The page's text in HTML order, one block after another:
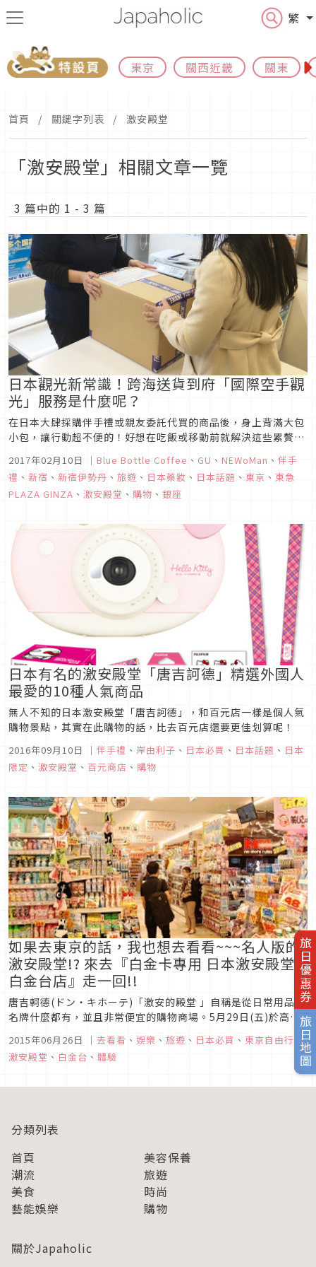
繁
東京 關西近畿 關東
旅日優惠券
旅日地圖
首頁 關鍵字列表 激安殿堂
「激安殿堂」相關文章一覽
3 篇中的 1 - 3 篇
日本觀光新常識！跨海送貨到府「國際空手觀
光」服務是什麼呢？
在日本大肆採購伴手禮或親友委託代買的商品後，身上背滿大包
小包，讓行動超不便的！好想在吃飯或移動前就解決這些累贅的
推出了可以解決這項煩惱的服務喔！！那就是以這個LOGO為標
誌的「空手觀光（Hands-Free Travel）」。
2017年02月10日 ｜ Blue Bottle Coffee 、 GU 、 NEWoMan 、 伴手
禮 、 新宿 、 新宿伊勢丹 、 旅遊 、 日本藥妝 、 日本話題 、 東京 、 東急
PLAZA GINZA 、 激安殿堂 、 購物 、 銀座
日本有名的激安殿堂「唐吉訶德」精選外國人
最愛的10種人氣商品
無人不知的日本激安殿堂「唐吉訶德」，和百元店一樣是個人氣
購物景點，其實在此購物的話，比去百元店還要更佳划算呢！
2016年09月10日 ｜ 伴手禮 、 岸由利子 、 日本必買 、 日本話題 、 日本
限定 、 激安殿堂 、 百元商店 、 購物
如果去東京的話，我也想去看看~~~名人版的
激安殿堂!? 來去『白金卡專用 日本激安殿堂
白金台店』走一回!!
唐吉軻德(ドン・キホーテ)「激安的殿堂 」自稱是從日常用品到
名牌什麼都有，並且非常便宜的購物商場。5月29日(五)於高級
店」,並且結合了以「超便宜感、多樣複雜感、高級感」的新型
態概念。這家店內不僅包含了肉食部門、水果部門，連賣松阪牛
2015年06月26日 ｜ 去看看 、 娛樂 、 旅遊 、 日本必買 、 東京自由行 、
激安殿堂 、 白金台 、 體驗
分類列表
首頁
美容保養
潮流
旅遊
美食
時尚
藝能娛樂
購物
關於Japaholic